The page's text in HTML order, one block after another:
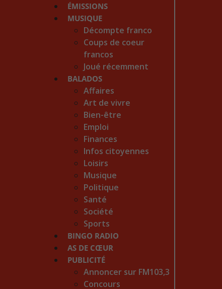
ÉMISSIONS
MUSIQUE
Décompte franco
Coups de coeur
francos
Joué récemment
BALADOS
Affaires
Art de vivre
Bien-être
Emploi
Finances
Infos citoyennes
Loisirs
Musique
Politique
Santé
Société
Sports
BINGO RADIO
AS DE CŒUR
PUBLICITÉ
Annoncer sur FM103,3
Concours